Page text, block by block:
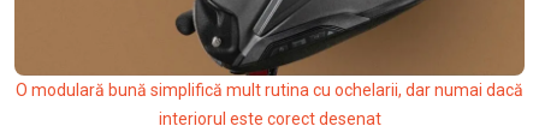
O modulară bună simplifică mult rutina cu ochelarii, dar numai dacă
interiorul este corect desenat